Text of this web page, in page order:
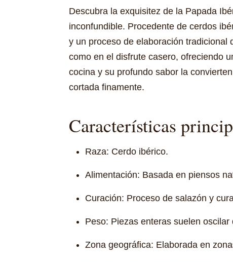
Descubra la exquisitez de la Papada
inconfundible. Procedente de cerdos
y un proceso de elaboración
como en el disfrute casero, ofreciendo
cocina y su profundo sabor la
cortada finamente.
Características
Raza: Cerdo ibérico.
Alimentación: Basada en piensos
Curación: Proceso de salazón y
Peso: Piezas enteras suelen
Zona geográfica: Elaborada en